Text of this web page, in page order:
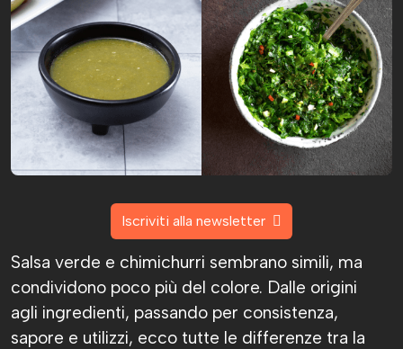
Iscriviti alla newsletter
Salsa verde e chimichurri sembrano simili, ma
condividono poco più del colore. Dalle origini
agli ingredienti, passando per consistenza,
sapore e utilizzi, ecco tutte le differenze tra la